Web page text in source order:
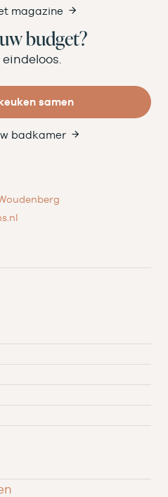
magazine
budget?
samen
badkamer